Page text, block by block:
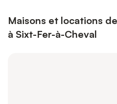
Maisons et locations
à Sixt-Fer-à-Cheval